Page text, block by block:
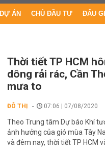
DỰ ÁN CHỦ ĐẦU TƯ ĐẤU
Thời tiết TP HCM
dông rải rác, Cần
mưa to
ĐÔ THỊ 07:06 | 07/08/2020
Theo Trung tâm Dự báo Khí
ảnh hưởng của gió mùa Tây
và đêm nay, thời tiết TP HCM